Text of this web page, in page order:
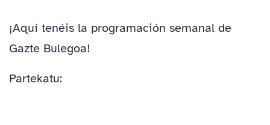
¡Aquí tenéis la programación semanal de
Gazte Bulegoa!
Partekatu: